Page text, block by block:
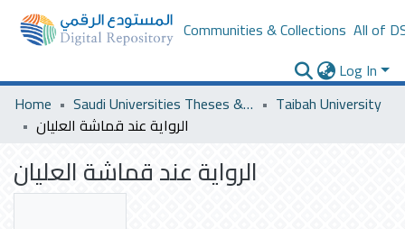
Communities & Collections All of
Log In
Home
Saudi Universities Theses & Dissertations
Taibah University
الرواية عند قماشة العليان
الرواية عند قماشة العليان